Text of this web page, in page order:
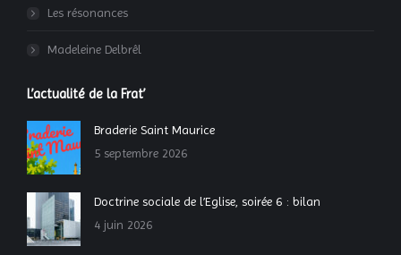
Les résonances
Madeleine Delbrêl
L’actualité de la Frat’
Braderie Saint Maurice
5 septembre 2026
Doctrine sociale de l’Eglise, soirée 6 : bilan
4 juin 2026